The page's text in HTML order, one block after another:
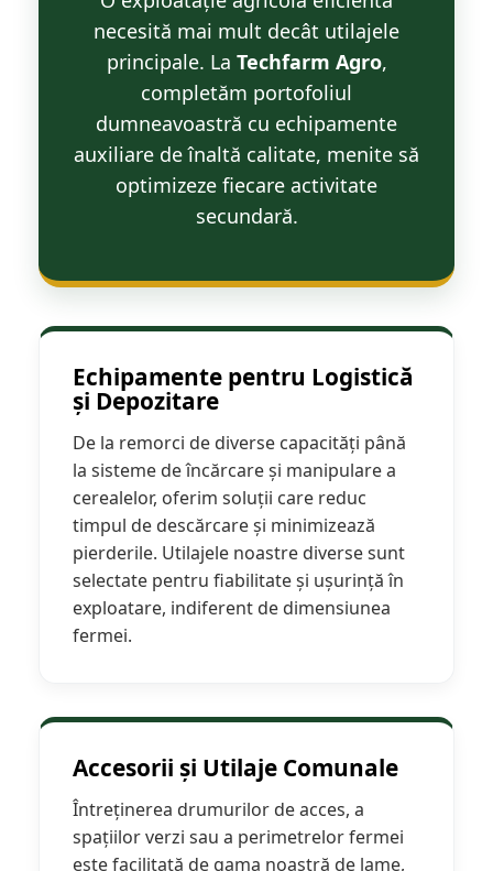
Maşini erbicidat
Mașini Împrăștiat Amendamente
Mașini Împrăștiat Sare
Pluguri Reversibile
Remorci Agricole
Remorci Transfer Cereale
Remorci Transport Baloţi
Remorci Împrăștiat Gunoi
Scarificatoare
Semănători
Semănători Prășitoare
Semănători Păioase
Tocătoare agricole
Tăvăluguri
Utilaje Diverse
benzi)
necesită mai mult decât utilajele
principale. La Techfarm Agro,
completăm portofoliul
dumneavoastră cu echipamente
auxiliare de înaltă calitate, menite să
optimizeze fiecare activitate
secundară.
Echipamente pentru Logistică
și Depozitare
De la remorci de diverse capacități până
la sisteme de încărcare și manipulare a
cerealelor, oferim soluții care reduc
timpul de descărcare și minimizează
pierderile. Utilajele noastre diverse sunt
selectate pentru fiabilitate și ușurință în
exploatare, indiferent de dimensiunea
fermei.
Accesorii și Utilaje Comunale
Întreținerea drumurilor de acces, a
spațiilor verzi sau a perimetrelor fermei
este facilitată de gama noastră de lame,